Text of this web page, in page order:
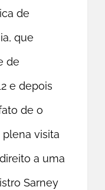
de
que
de
e depois
de o
visita
a uma
Sarney